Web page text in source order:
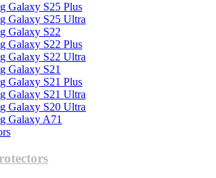
Galaxy S25 Plus
Galaxy S25 Ultra
Galaxy S22
Galaxy S22 Plus
Galaxy S22 Ultra
Galaxy S21
Galaxy S21 Plus
Galaxy S21 Ultra
Galaxy S20 Ultra
Galaxy A71